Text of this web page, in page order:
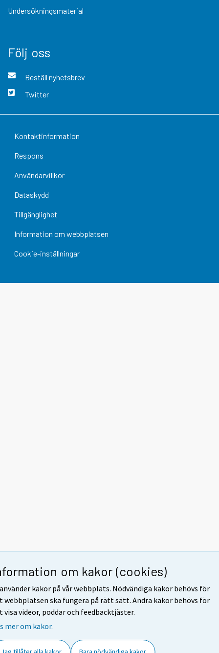
om kakor (cookies)
kakor på vår webbplats. Nödvändiga kakor behövs för
webbplatsen ska fungera på rätt sätt. Andra kakor behövs för
visa videor, poddar och feedbacktjäster.
mer om kakor.
Undersökningsmaterial
Följ oss
Beställ nyhetsbrev
Twitter
Kontaktinformation
Respons
Användarvillkor
Dataskydd
Tillgänglighet
Information om webbplatsen
Cookie-inställningar